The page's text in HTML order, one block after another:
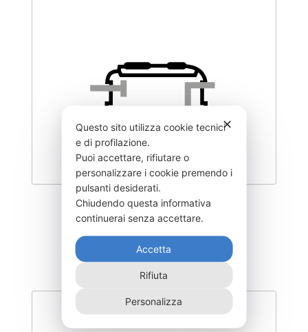
DISCS3000F
2.385,00€
✕
Questo sito utilizza cookie tecnici
e di profilazione.
Puoi accettare, rifiutare o
personalizzare i cookie premendo i
pulsanti desiderati.
Chiudendo questa informativa
continuerai senza accettare.
Accetta
Rifiuta
Personalizza